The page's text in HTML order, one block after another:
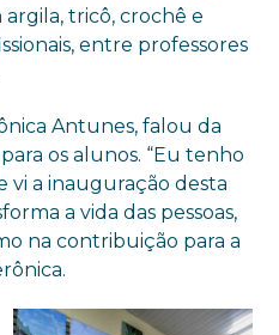
tricô, crochê e
entre professores
Antunes, falou da
os alunos. “Eu tenho
vi a inauguração desta
a vida das pessoas,
na contribuição para a